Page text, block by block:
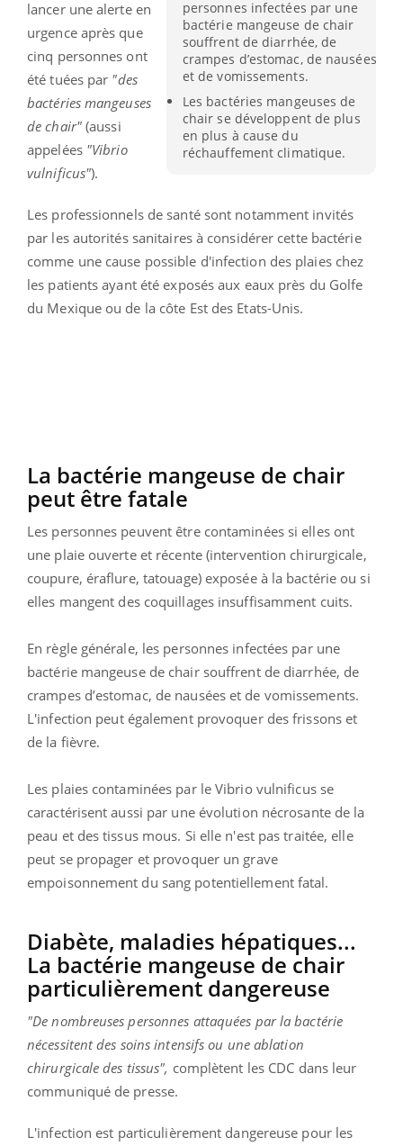
personnes infectées par une
bactérie mangeuse de chair
souffrent de diarrhée, de
crampes d’estomac, de nausées
et de vomissements.
Les bactéries mangeuses de
chair se développent de plus
en plus à cause du
réchauffement climatique.
lancer une alerte en
urgence après que
cinq personnes ont
été tuées par "des
bactéries mangeuses
de chair"(aussi
appelées "Vibrio
vulnificus").
Les professionnels de santé sont notamment invités
par les autorités sanitaires à considérer cette bactérie
comme une cause possible d'infection des plaies chez
les patients ayant été exposés aux eaux près du Golfe
du Mexique ou de la côte Est des Etats-Unis.
La bactérie mangeuse de chair
peut être fatale
Les personnes peuvent être contaminées si elles ont
une plaie ouverte et récente (intervention chirurgicale,
coupure, éraflure, tatouage) exposée à la bactérie ou si
elles mangent des coquillages insuffisamment cuits.
En règle générale, les personnes infectées par une
bactérie mangeuse de chair souffrent de diarrhée, de
crampes d’estomac, de nausées et de vomissements.
L'infection peut également provoquer des frissons et
de la fièvre.
Les plaies contaminées par le Vibrio vulnificus se
caractérisent aussi par une évolution nécrosante de la
peau et des tissus mous. Si elle n'est pas traitée, elle
peut se propager et provoquer un grave
empoisonnement du sang potentiellement fatal.
Diabète, maladies hépatiques...
La bactérie mangeuse de chair
particulièrement dangereuse
"De nombreuses personnes attaquées par la bactérie
nécessitent des soins intensifs ou une ablation
chirurgicale des tissus", complètent les CDC dans leur
communiqué de presse.
L'infection est particulièrement dangereuse pour les